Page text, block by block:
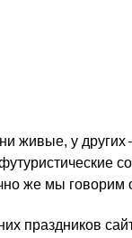
живые, у других
же мы говорим
праздников